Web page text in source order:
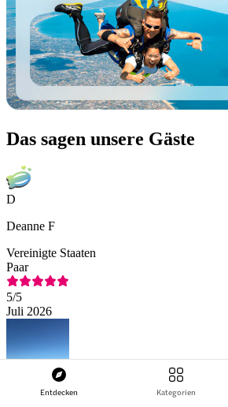
Entdecken Kategorien
Das sagen unsere Gäste
D
Deanne F
Vereinigte Staaten
Paar
5/5
Juli 2026